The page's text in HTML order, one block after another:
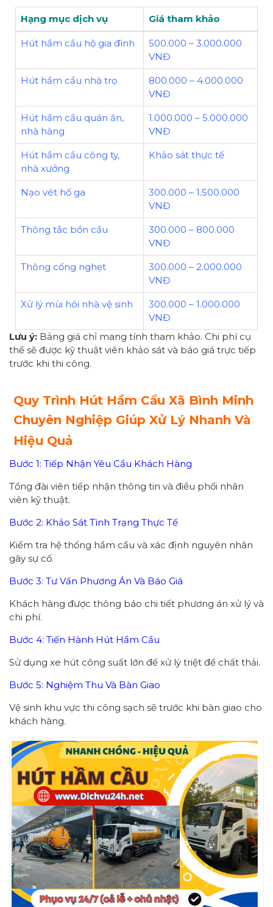
Hạng mục dịch vụ Giá tham khảo
Hút hầm cầu hộ gia đình
500.000 – 3.000.000
VNĐ
Hút hầm cầu nhà trọ
800.000 – 4.000.000
VNĐ
Hút hầm cầu quán ăn,
nhà hàng
1.000.000 – 5.000.000
VNĐ
Hút hầm cầu công ty,
nhà xưởng
Khảo sát thực tế
Nạo vét hố ga
300.000 – 1.500.000
VNĐ
Thông tắc bồn cầu
300.000 – 800.000
VNĐ
Thông cống nghẹt
300.000 – 2.000.000
VNĐ
Xử lý mùi hôi nhà vệ sinh
300.000 – 1.000.000
VNĐ
Lưu ý: Bảng giá chỉ mang tính tham khảo. Chi phí cụ
thể sẽ được kỹ thuật viên khảo sát và báo giá trực tiếp
trước khi thi công.
Quy Trình Hút Hầm Cầu Xã Bình Minh
Chuyên Nghiệp Giúp Xử Lý Nhanh Và
Hiệu Quả
Bước 1: Tiếp Nhận Yêu Cầu Khách Hàng
Tổng đài viên tiếp nhận thông tin và điều phối nhân
viên kỹ thuật.
Bước 2: Khảo Sát Tình Trạng Thực Tế
Kiểm tra hệ thống hầm cầu và xác định nguyên nhân
gây sự cố.
Bước 3: Tư Vấn Phương Án Và Báo Giá
Khách hàng được thông báo chi tiết phương án xử lý và
chi phí.
Bước 4: Tiến Hành Hút Hầm Cầu
Sử dụng xe hút công suất lớn để xử lý triệt để chất thải.
Bước 5: Nghiệm Thu Và Bàn Giao
Vệ sinh khu vực thi công sạch sẽ trước khi bàn giao cho
khách hàng.